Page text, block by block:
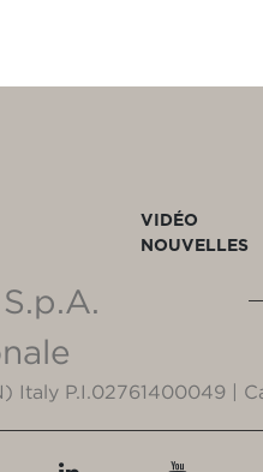
VIDÉO
NOUVELLES
Italy P.I.02761400049 |